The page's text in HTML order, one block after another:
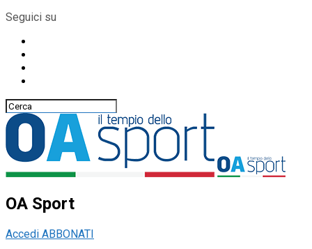
Seguici su
OA Sport
Accedi ABBONATI